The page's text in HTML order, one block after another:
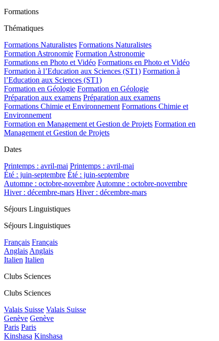
Formations
Thématiques
Formations Naturalistes Formations Naturalistes
Formation Astronomie Formation Astronomie
Formations en Photo et Vidéo Formations en Photo et Vidéo
Formation à l’Education aux Sciences (ST1) Formation à
l’Education aux Sciences (ST1)
Formation en Géologie Formation en Géologie
Préparation aux examens Préparation aux examens
Formations Chimie et Environnement Formations Chimie et
Environnement
Formation en Management et Gestion de Projets Formation en
Management et Gestion de Projets
Dates
Printemps : avril-mai Printemps : avril-mai
Été : juin-septembre Été : juin-septembre
Automne : octobre-novembreAutomne : octobre-novembre
Hiver : décembre-mars Hiver : décembre-mars
Séjours Linguistiques
Séjours Linguistiques
Français Français
AnglaisAnglais
Italien Italien
Clubs Sciences
Clubs Sciences
Valais Suisse Valais Suisse
Genève Genève
Paris Paris
Kinshasa Kinshasa